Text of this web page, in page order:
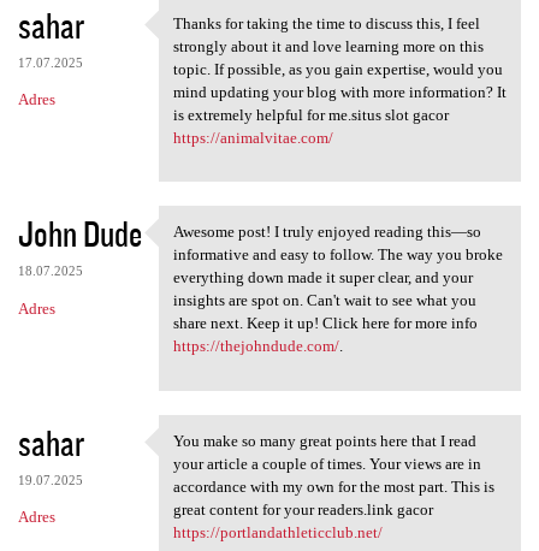
sahar
17.07.2025
Adres
Thanks for taking the time to
Thanks for taking the time to discuss this, I feel
strongly about it and love learning more on this
topic. If possible, as you gain expertise, would you
mind updating your blog with more information? It
is extremely helpful for me.situs slot gacor
https://animalvitae.com/
John Dude
18.07.2025
Adres
Awesome post! I truly enjoyed
Awesome post! I truly enjoyed reading this—so
informative and easy to follow. The way you broke
everything down made it super clear, and your
insights are spot on. Can't wait to see what you
share next. Keep it up! Click here for more info
https://thejohndude.com/.
sahar
19.07.2025
Adres
You make so many great points
You make so many great points here that I read
your article a couple of times. Your views are in
accordance with my own for the most part. This is
great content for your readers.link gacor
https://portlandathleticclub.net/